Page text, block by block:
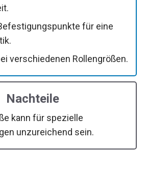
für eine
verschiedenen Rollengrößen.
Nachteile
kann für spezielle
unzureichend sein.